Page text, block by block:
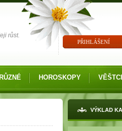
růst.
PŘIHLÁŠENÍ
RŮZNÉ HOROSKOPY
VÝKLAD